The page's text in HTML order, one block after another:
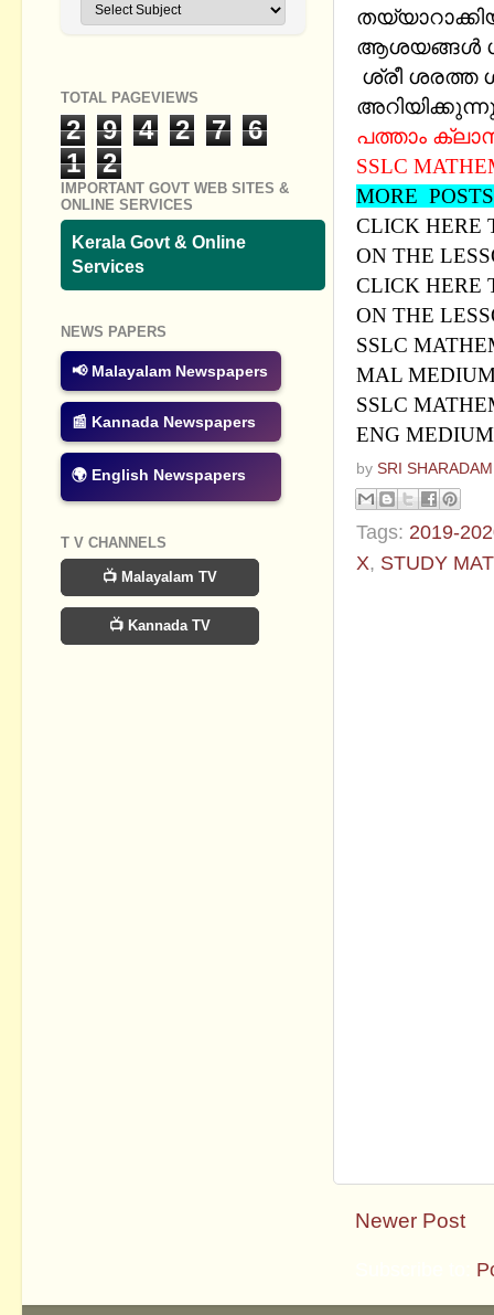
ആശയങ്ങൾ
ശ്രീ ശരത്ത
പത്താം
SSLC
MORE
CLICK HERE
ON THE
CLICK HERE
ON THE
SSLC
MAL
SSLC
ENG MEDIUM
by SRI
Tags: 2019-
X, STUDY
Newer Post
TOTAL PAGEVIEWS
2 9 4 2 7
6
1
2
IMPORTANT GOVT WEB SITES &
ONLINE SERVICES
Kerala Govt & Online
Services
NEWS PAPERS
📢 Malayalam Newspapers
📰 Kannada Newspapers
🌍 English Newspapers
T V CHANNELS
📺 Malayalam TV
📺 Kannada TV